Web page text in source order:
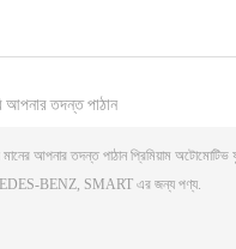
আপনার তদন্ত পাঠান